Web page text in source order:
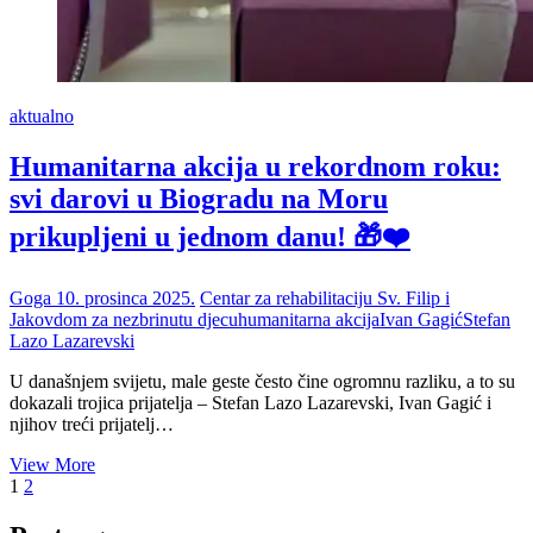
aktualno
Humanitarna akcija u rekordnom roku:
svi darovi u Biogradu na Moru
prikupljeni u jednom danu! 🎁❤️
Goga 10. prosinca 2025. Centar za rehabilitaciju Sv. Filip i
Jakovdom za nezbrinutu djecuhumanitarna akcijaIvan GagićStefan
Lazo Lazarevski
U današnjem svijetu, male geste često čine ogromnu razliku, a to su
dokazali trojica prijatelja – Stefan Lazo Lazarevski, Ivan Gagić i
njihov treći prijatelj…
View MoreHumanitarna
rekordnom
Paginacija
objava
Page
1 Page
2